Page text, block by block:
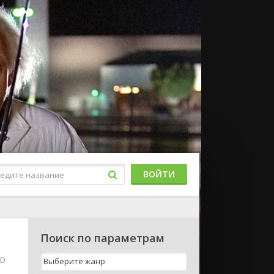
ВОЙТИ
Поиск по параметрам